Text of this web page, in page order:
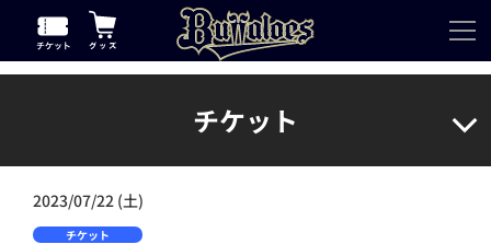
チケット
2023/07/22 (土)
チケット